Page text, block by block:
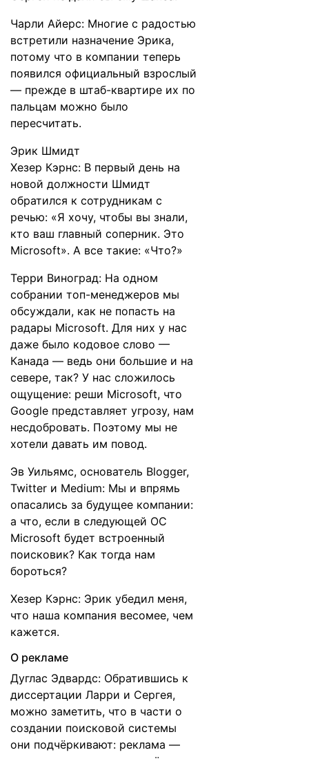
Чарли Айерс: Многие с радостью
встретили назначение Эрика,
потому что в компании теперь
появился официальный взрослый
— прежде в штаб-квартире их по
пальцам можно было
пересчитать.
Эрик Шмидт
Хезер Кэрнс: В первый день на
новой должности Шмидт
обратился к сотрудникам с
речью: «Я хочу, чтобы вы знали,
кто ваш главный соперник. Это
Microsoft». А все такие: «Что?»
Терри Виноград: На одном
собрании топ-менеджеров мы
обсуждали, как не попасть на
радары Microsoft. Для них у нас
даже было кодовое слово —
Канада — ведь они большие и на
севере, так? У нас сложилось
ощущение: реши Microsoft, что
Google представляет угрозу, нам
несдобровать. Поэтому мы не
хотели давать им повод.
Эв Уильямс, основатель Blogger,
Twitter и Medium: Мы и впрямь
опасались за будущее компании:
а что, если в следующей ОС
Microsoft будет встроенный
поисковик? Как тогда нам
бороться?
Хезер Кэрнс: Эрик убедил меня,
что наша компания весомее, чем
кажется.
О рекламе
Дуглас Эдвардс: Обратившись к
диссертации Ларри и Сергея,
можно заметить, что в части о
создании поисковой системы
они подчёркивают: реклама —